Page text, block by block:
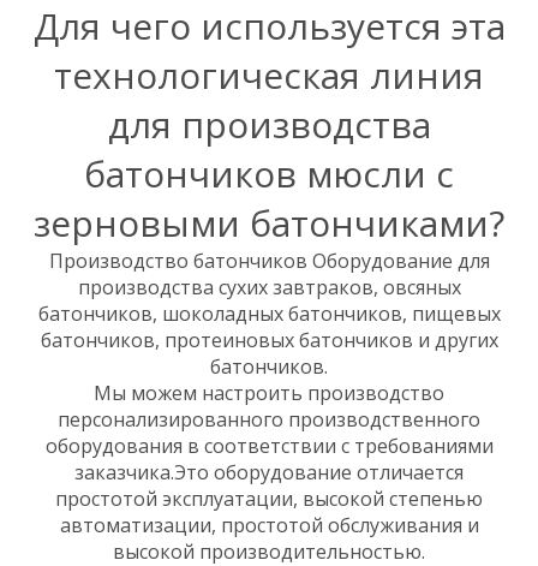
Для чего используется эта
технологическая линия
для производства
батончиков мюсли с
зерновыми батончиками?
Производство батончиков Оборудование для
производства сухих завтраков, овсяных
батончиков, шоколадных батончиков, пищевых
батончиков, протеиновых батончиков и других
батончиков.
Мы можем настроить производство
персонализированного производственного
оборудования в соответствии с требованиями
заказчика.Это оборудование отличается
простотой эксплуатации, высокой степенью
автоматизации, простотой обслуживания и
высокой производительностью.